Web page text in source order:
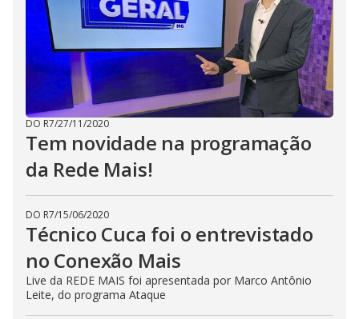
DO R7/27/11/2020
Tem novidade na programação
da Rede Mais!
DO R7/15/06/2020
Técnico Cuca foi o entrevistado
no Conexão Mais
Live da REDE MAIS foi apresentada por Marco Antônio
Leite, do programa Ataque